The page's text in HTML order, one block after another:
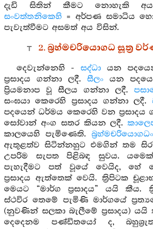
දැඩි සිතින් කීමට නොහැකි
සංවත්තනිකෙහි = අර්පණ සමාධිය
පැවැත්වීමට අසමත් අය විසින්.
2. බ්‍රහ්මචරියොගධ සූත්‍ර
දෙවැන්නෙහි - සද්ධායන
ප්‍රසාදය ගන්නා ලදී. සීලං යන
ප්‍රියමනාප වූ සීලය ගන්නා ලදී.
සංඝයා කෙරෙහි ප්‍රසාදය ගන්නා ලදී.
පදයෙන් ධර්මය කෙරෙහි වන ප්‍රසාදය
සෝවාන් අංග සතර කියන ලදී.
කාලයෙහි පැමිණෙති.
ඇතුළත්ව සිටින්නහුට එමගින් තම
උපරිම සැපත පිළිබඳ සුවය.
පැහැදීමට පත් වූයේ වෙයිද, හේ
ප්‍රසාදය ඇත්තෙක් වෙයි. ත්‍රිපිටක
මෙයට “මාර්ග ප්‍රසාදය” යයි කීය.
ස්ථවිර තෙමේ පැමිණි මාර්ගයේ
(නුවණින් සලකා බැලීමේ ප්‍රසාදය)
දෙදෙනම පණ්ඩිතයෝ ද,